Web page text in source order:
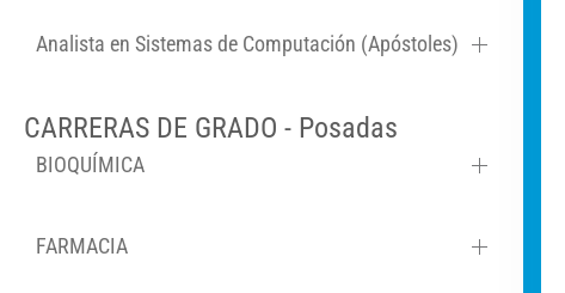
Analista en Sistemas de Computación (Apóstoles)
CARRERAS DE GRADO - Posadas
BIOQUÍMICA
FARMACIA